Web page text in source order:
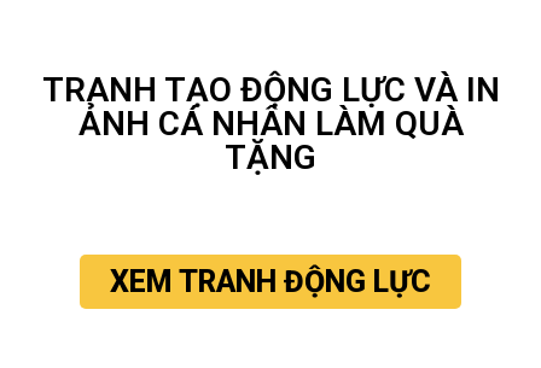
TRANH TẠO ĐỘNG LỰC VÀ IN
ẢNH CÁ NHÂN LÀM QUÀ
TẶNG
XEM TRANH ĐỘNG LỰC